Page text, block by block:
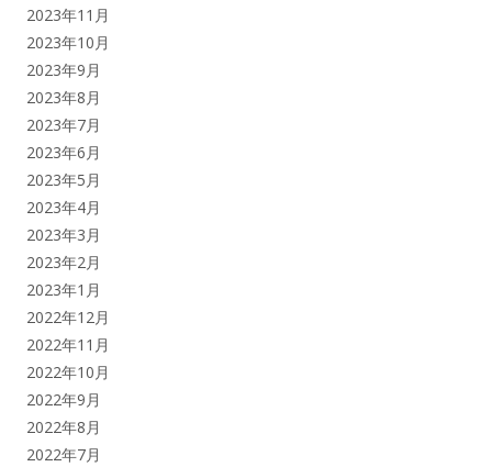
2023年11月
2023年10月
2023年9月
2023年8月
2023年7月
2023年6月
2023年5月
2023年4月
2023年3月
2023年2月
2023年1月
2022年12月
2022年11月
2022年10月
2022年9月
2022年8月
2022年7月